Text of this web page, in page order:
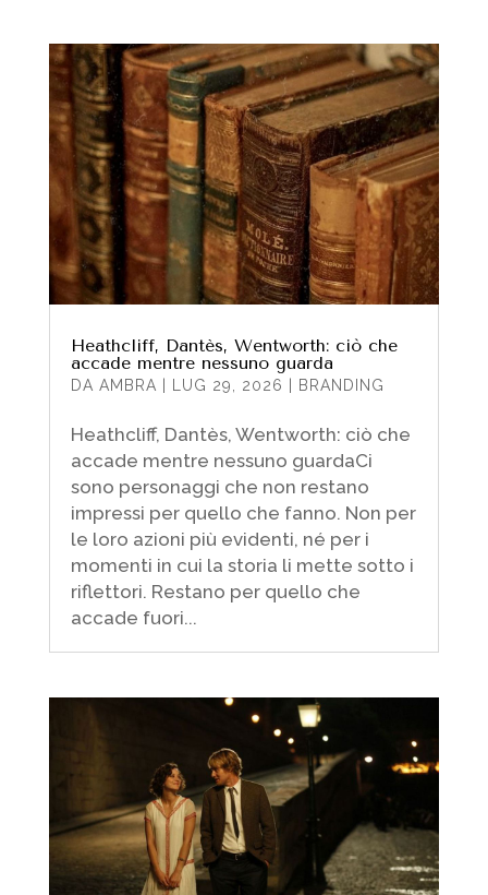
Heathcliff, Dantès, Wentworth: ciò che
accade mentre nessuno guarda
DA AMBRA LUG 29, 2026 BRANDING
Heathcliff, Dantès, Wentworth: ciò che
accade mentre nessuno guardaCi
sono personaggi che non restano
impressi per quello che fanno. Non per
le loro azioni più evidenti, né per i
momenti in cui la storia li mette sotto i
riflettori. Restano per quello che
accade fuori...